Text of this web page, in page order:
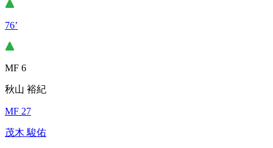
76’
MF 6
秋山 裕紀
MF 27
茂木 駿佑